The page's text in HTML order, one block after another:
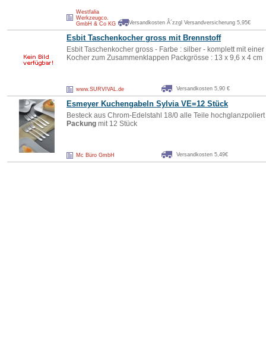
Westfalia
Werkzeugco.
GmbH & Co KG
Versandkosten Â´zzgl Versandversicherung 5,95€
Esbit Taschenkocher gross mit Brennstoff
Esbit Taschenkocher gross - Farbe : silber - komplett mit einer
Kocher zum Zusammenklappen Packgrösse : 13 x 9,6 x 4 cm
www.SURVIVAL.de Versandkosten 5,90 €
Esmeyer Kuchengabeln Sylvia VE=12 Stück
Besteck aus Chrom-Edelstahl 18/0 alle Teile
Packung mit 12 Stück
Mc Büro GmbH Versandkosten 5,49€